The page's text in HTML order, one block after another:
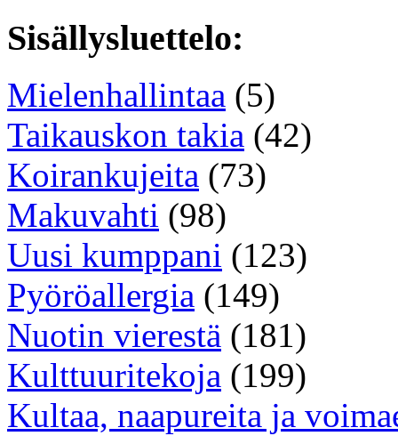
Sisällysluettelo:
Mielenhallintaa (5)
Taikauskon takia (42)
Koirankujeita (73)
Makuvahti (98)
Uusi kumppani (123)
Pyöröallergia (149)
Nuotin vierestä (181)
Kulttuuritekoja (199)
Kultaa, naapureita ja